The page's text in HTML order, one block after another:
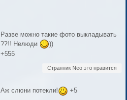
Разве можно такие фото выкладывать
??!! Нелюди
))
+555
Странник Neo это нравится
Аж слюни потекли! +5